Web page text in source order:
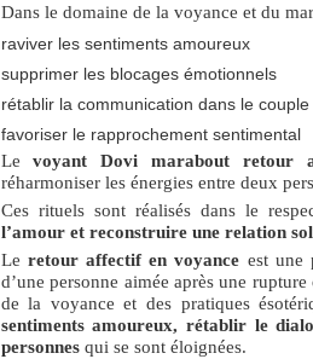
Dans le domaine de la voyance et du
raviver les sentiments amoureux
supprimer les blocages émotionnels
rétablir la communication dans le couple
favoriser le rapprochement sentimental
Levoyant Dovi marabout retour
réharmoniser les énergies entre deux
Ces rituels sont réalisés dans le
l’amour et reconstruire une relation
Le retour affectif en voyance est une
d’une personne aimée après une
de la voyance et des pratiques
sentiments amoureux, rétablir le
personnesqui se sont éloignées.